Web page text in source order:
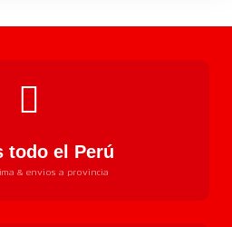
todo el Perú
& envios a provincia